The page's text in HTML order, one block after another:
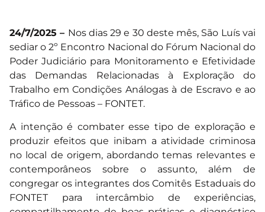
24/7/2025 – Nos dias 29 e 30 deste mês, São Luís vai
sediar o 2º Encontro Nacional do Fórum Nacional do
Poder Judiciário para Monitoramento e Efetividade
das Demandas Relacionadas à Exploração do
Trabalho em Condições Análogas à de Escravo e ao
Tráfico de Pessoas – FONTET.
A intenção é combater esse tipo de exploração e
produzir efeitos que inibam a atividade criminosa
no local de origem, abordando temas relevantes e
contemporâneos sobre o assunto, além de
congregar os integrantes dos Comitês Estaduais do
FONTET para intercâmbio de experiências,